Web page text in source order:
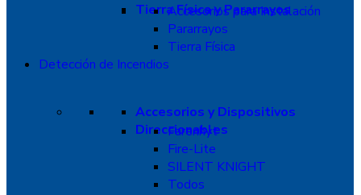
Tierra Física y Pararrayos
Accesorios para Instalación
Pararrayos
Tierra Física
Detección de Incendios
Accesorios y Dispositivos
Direccionables
Farenhyt
Fire-Lite
SILENT KNIGHT
Todos